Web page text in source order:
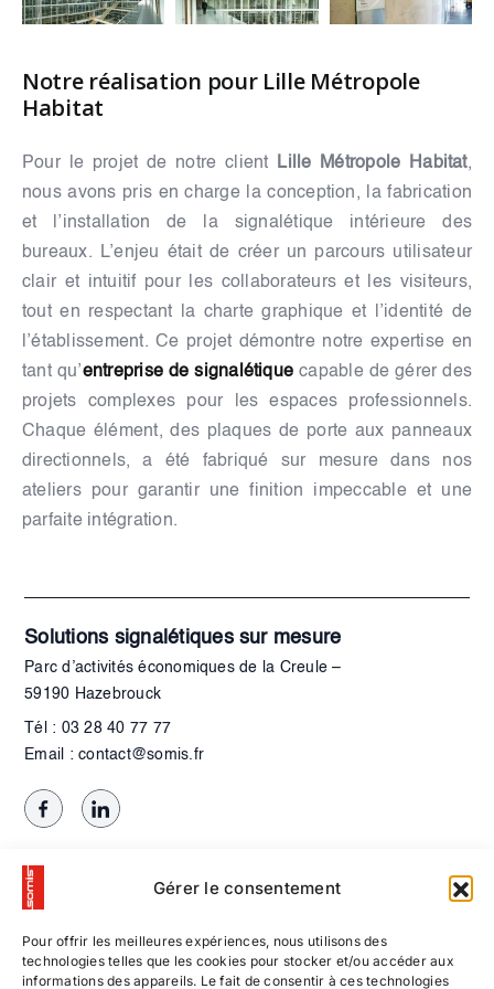
Gérer le consentement
Pour offrir les meilleures expériences, nous utilisons des
technologies telles que les cookies pour stocker et/ou accéder aux
informations des appareils. Le fait de consentir à ces technologies
Notre réalisation pour Lille Métropole
Habitat
Pour le projet de notre client Lille Métropole Habitat,
nous avons pris en charge la conception, la fabrication
et l’installation de la signalétique intérieure des
bureaux. L’enjeu était de créer un parcours utilisateur
clair et intuitif pour les collaborateurs et les visiteurs,
tout en respectant la charte graphique et l’identité de
l’établissement. Ce projet démontre notre expertise en
tant qu’entreprise de signalétique capable de gérer des
projets complexes pour les espaces professionnels.
Chaque élément, des plaques de porte aux panneaux
directionnels, a été fabriqué sur mesure dans nos
ateliers pour garantir une finition impeccable et une
parfaite intégration.
Solutions signalétiques sur mesure
Parc d’activités économiques de la Creule –
59190 Hazebrouck
Tél : 03 28 40 77 77
Email : contact@somis.fr